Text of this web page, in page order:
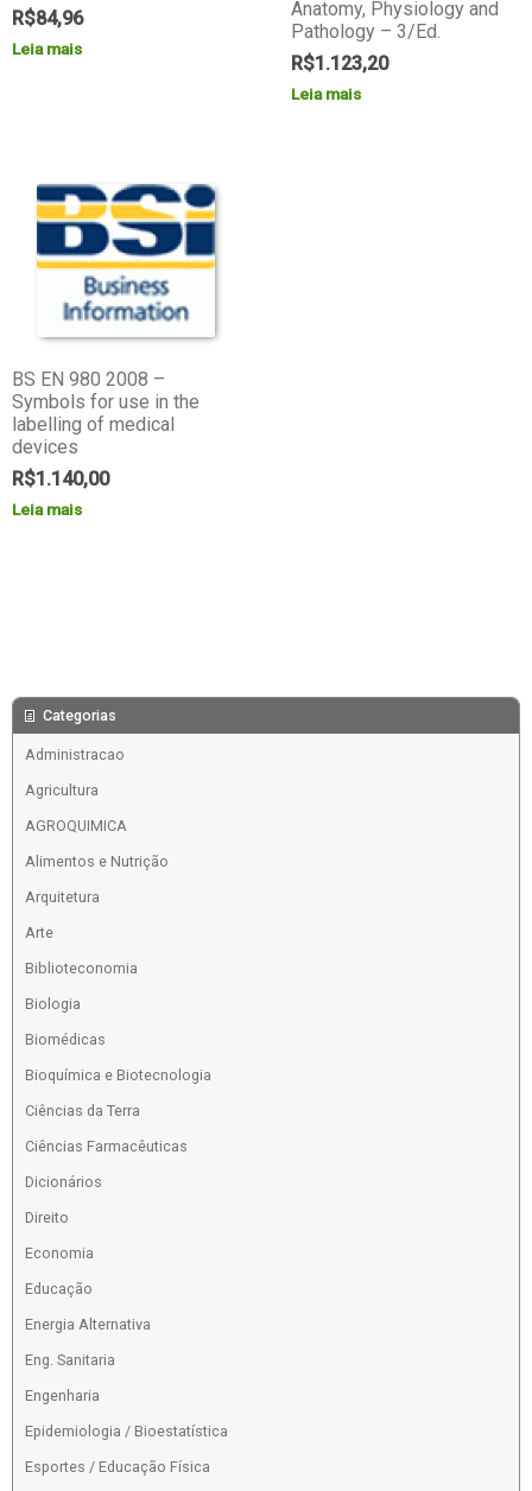
R$84,96
Leia mais
Anatomy, Physiology and
Pathology – 3/Ed.
R$1.123,20
Leia mais
BS EN 980 2008 –
Symbols for use in the
labelling of medical
devices
R$1.140,00
Leia mais
Categorias
Administracao
Agricultura
AGROQUIMICA
Alimentos e Nutrição
Arquitetura
Arte
Biblioteconomia
Biologia
Biomédicas
Bioquímica e Biotecnologia
Ciências da Terra
Ciências Farmacêuticas
Dicionários
Direito
Economia
Educação
Energia Alternativa
Eng. Sanitaria
Engenharia
Epidemiologia / Bioestatística
Esportes / Educação Física